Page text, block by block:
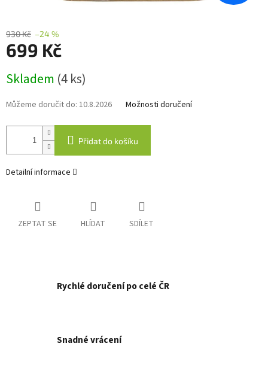
930 Kč –24 %
699 Kč
cena:
Skladem (4 ks)
Můžeme doručit do: 10.8.2026 Možnosti doručení
Přidat do košíku
Detailní informace
ZEPTAT SE HLÍDAT SDÍLET
Rychlé doručení po celé ČR
Snadné vrácení